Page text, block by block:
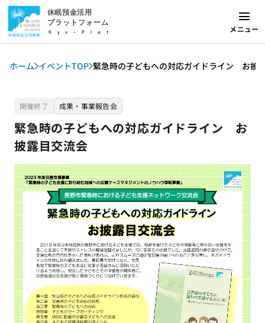
休眠預金活用
プラットフォーム
Kyu-Plat メニュー
ホーム イベントTOP 緊急時の子どもへの対応ガイドライン お披
開催終了 成果・事業報告会
緊急時の子どもへの対応ガイドライン お
披露目交流会